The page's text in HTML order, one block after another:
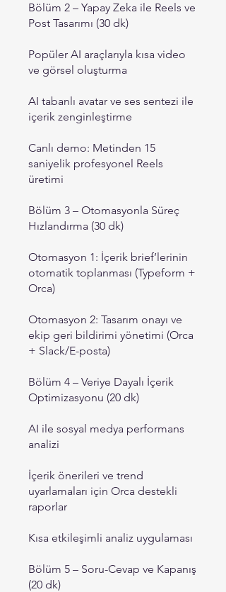
Bölüm 2 – Yapay Zeka ile Reels ve
Post Tasarımı (30 dk)
Popüler AI araçlarıyla kısa video
ve görsel oluşturma
AI tabanlı avatar ve ses sentezi ile
içerik zenginleştirme
Canlı demo: Metinden 15
saniyelik profesyonel Reels
üretimi
Bölüm 3 – Otomasyonla Süreç
Hızlandırma (30 dk)
Otomasyon 1: İçerik brief’lerinin
otomatik toplanması (Typeform +
Orca)
Otomasyon 2: Tasarım onayı ve
ekip geri bildirimi yönetimi (Orca
+ Slack/E-posta)
Bölüm 4 – Veriye Dayalı İçerik
Optimizasyonu (20 dk)
AI ile sosyal medya performans
analizi
İçerik önerileri ve trend
uyarlamaları için Orca destekli
raporlar
Kısa etkileşimli analiz uygulaması
Bölüm 5 – Soru-Cevap ve Kapanış
(20 dk)